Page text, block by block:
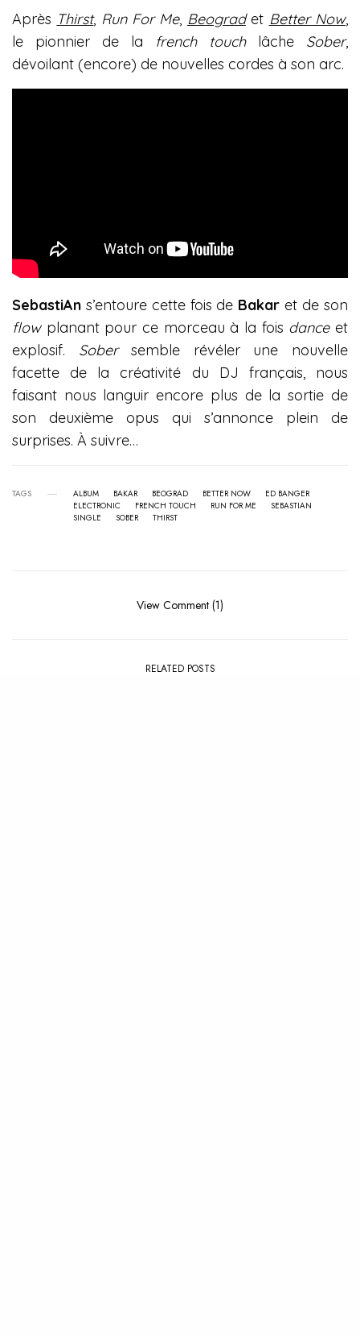
Après Thirst, Run For Me, Beogradet Better Now,
le pionnier de la french touchlâche Sober,
dévoilant (encore) de nouvelles cordes à son arc.
SebastiAn s’entoure cette fois de Bakar et de son
flowplanant pour ce morceau à la fois danceet
explosif. Sobersemble révéler une nouvelle
facette de la créativité du DJ français, nous
faisant nous languir encore plus de la sortie de
son deuxième opus qui s’annonce plein de
surprises. À suivre…
TAGS ALBUM BAKAR BEOGRAD BETTER NOW
ED BANGER
ELECTRONIC
FRENCH TOUCH RUN FOR ME
SEBASTIAN
SINGLE
SOBER THIRST
View Comment (1)
RELATED POSTS